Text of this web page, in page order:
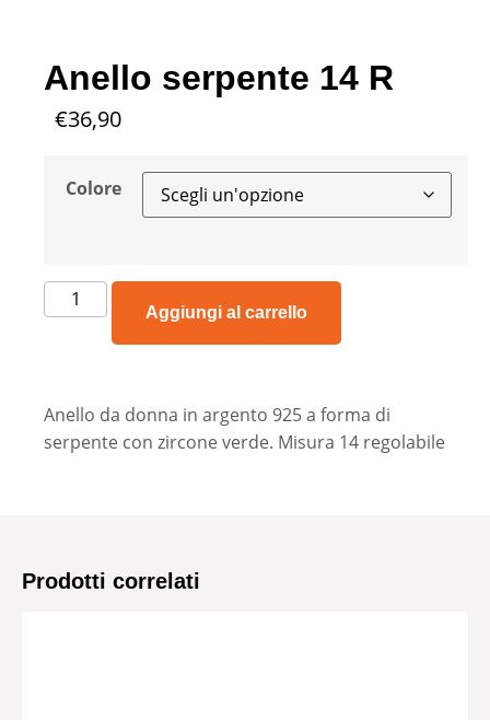
Anello serpente 14 R
€36,90
Colore
Aggiungi al carrello
Anello da donna in argento 925 a forma di
serpente con zircone verde. Misura 14 regolabile
Prodotti correlati